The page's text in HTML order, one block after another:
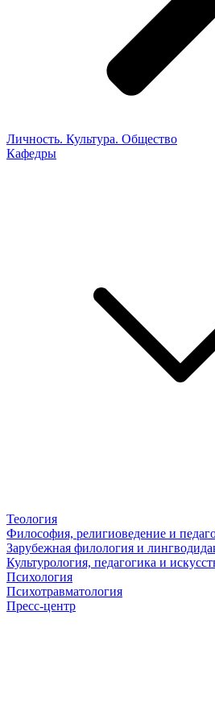
Личность. Культура. Общество
Кафедры
Теология
Философия, религиоведение и
Зарубежная филология и
Культурология, педагогика и
Психология
Психотравматология
Пресс-центр